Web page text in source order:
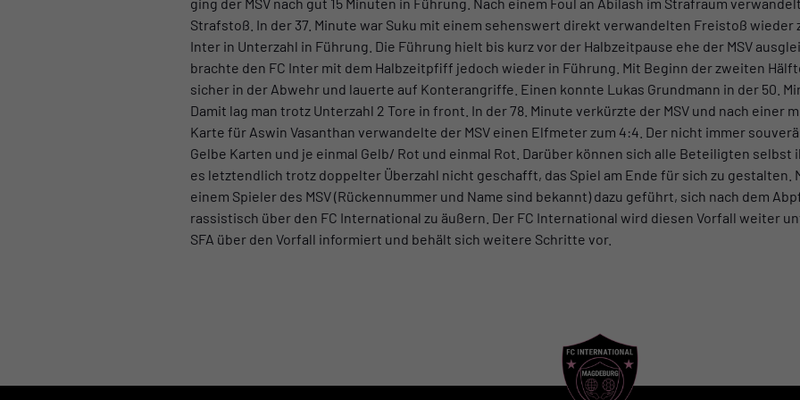
Strafstoß. In der 37. Minute war Suku mit einem sehenswert direkt verwandelten Freistoß wieder
Inter in Unterzahl in Führung. Die Führung hielt bis kurz vor der Halbzeitpause ehe der MSV
brachte den FC Inter mit dem Halbzeitpfiff jedoch wieder in Führung. Mit Beginn der zweiten
sicher in der Abwehr und lauerte auf Konterangriffe. Einen konnte Lukas Grundmann in der 50.
Damit lag man trotz Unterzahl 2 Tore in front. In der 78. Minute verkürzte der MSV und nach einer
Karte für Aswin Vasanthan verwandelte der MSV einen Elfmeter zum 4:4. Der nicht immer
Gelbe Karten und je einmal Gelb/ Rot und einmal Rot. Darüber können sich alle Beteiligten selbst
es letztendlich trotz doppelter Überzahl nicht geschafft, das Spiel am Ende für sich zu gestalten.
einem Spieler des MSV (Rückennummer und Name sind bekannt) dazu geführt, sich nach dem
rassistisch über den FC International zu äußern. Der FC International wird diesen Vorfall weiter
SFA über den Vorfall informiert und behält sich weitere Schritte vor.